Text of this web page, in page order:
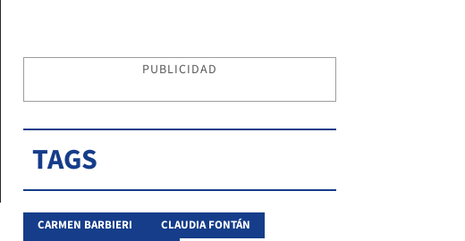
PUBLICIDAD
TAGS
CARMEN BARBIERI
CLAUDIA FONTÁN